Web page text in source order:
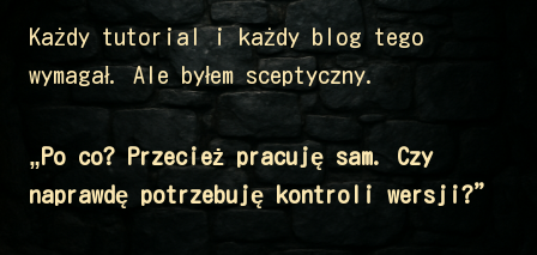
Każdy tutorial i każdy blog tego
wymagał. Ale byłem sceptyczny.
„Po co? Przecież pracuję sam. Czy
naprawdę potrzebuję kontroli wersji?”